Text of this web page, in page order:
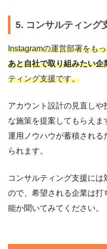
5. コンサルティング
Instagramの運営部署をも
あと自社で取り組みたい企
ティング支援です。
アカウント設計の見直し
な施策を提案してもらえ
運用ノウハウが蓄積される
られます。
コンサルティング支援に
ので、希望される企業は
能か聞いてみてください。